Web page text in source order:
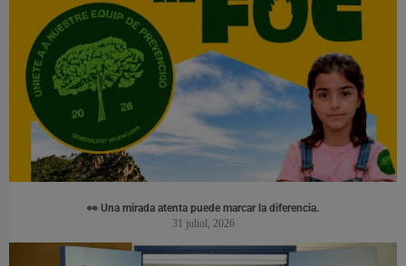
👀 Una mirada atenta puede marcar la diferencia.
31 juliol, 2026